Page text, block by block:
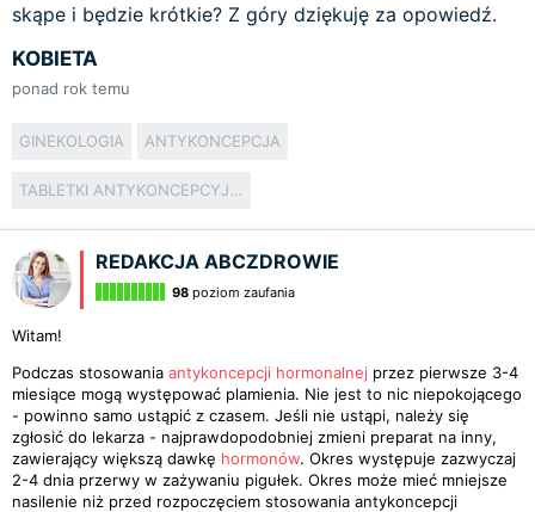
skąpe i będzie krótkie? Z góry dziękuję za opowiedź.
KOBIETA
ponad rok temu
GINEKOLOGIA ANTYKONCEPCJA
TABLETKI ANTYKONCEPCYJNE
REDAKCJA ABCZDROWIE
98 poziom zaufania
Witam!
Podczas stosowania antykoncepcji hormonalnej przez pierwsze 3-4
miesiące mogą występować plamienia. Nie jest to nic niepokojącego
- powinno samo ustąpić z czasem. Jeśli nie ustąpi, należy się
zgłosić do lekarza - najprawdopodobniej zmieni preparat na inny,
zawierający większą dawkę hormonów. Okres występuje zazwyczaj
2-4 dnia przerwy w zażywaniu pigułek. Okres może mieć mniejsze
nasilenie niż przed rozpoczęciem stosowania antykoncepcji